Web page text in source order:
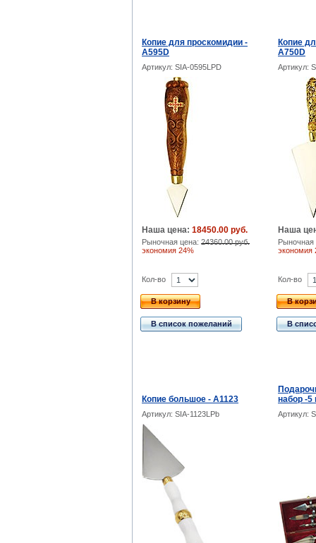
Копие для проскомидии -
А595D
Копие
А750D
Артикул: SIA-0595LPD Артикул:
Наша цена: 18450.00 руб.
Рыночная цена: 24360.00 руб.
экономия 24%
Наша
экономия
Кол-во
В корзину
В список пожеланий
Кол-во
В
В
Копие большое - A1123
набор -5
Артикул: SIA-1123LPb Артикул: